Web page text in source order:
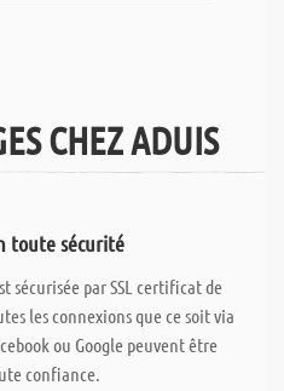
CHEZ ADUIS
toute sécurité
sécurisée par SSL certificat de
les connexions que ce soit via
ou Google peuvent être
confiance.